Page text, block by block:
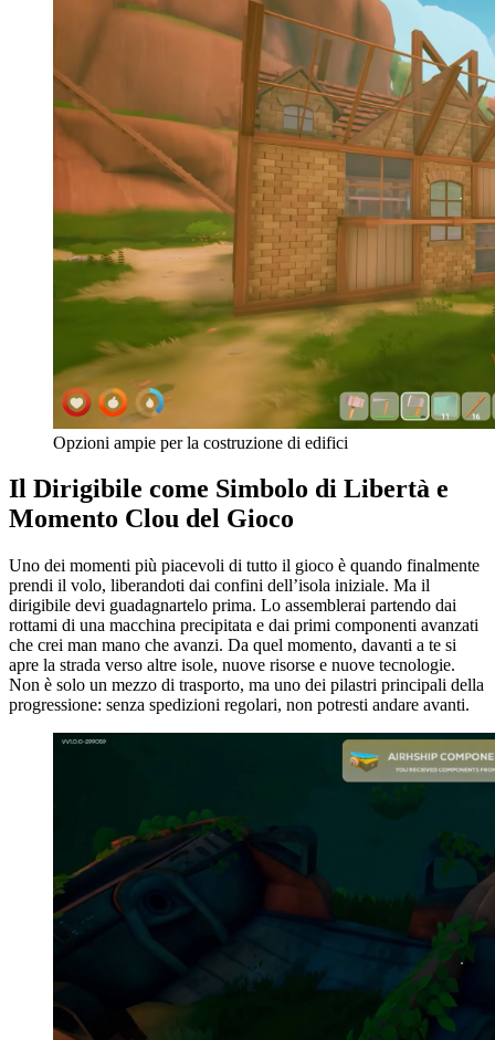
Opzioni ampie per la costruzione di edifici
Il Dirigibile come Simbolo di Libertà e
Momento Clou del Gioco
Uno dei momenti più piacevoli di tutto il gioco è quando finalmente
prendi il volo, liberandoti dai confini dell’isola iniziale. Ma il
dirigibile devi guadagnartelo prima. Lo assemblerai partendo dai
rottami di una macchina precipitata e dai primi componenti avanzati
che crei man mano che avanzi. Da quel momento, davanti a te si
apre la strada verso altre isole, nuove risorse e nuove tecnologie.
Non è solo un mezzo di trasporto, ma uno dei pilastri principali della
progressione: senza spedizioni regolari, non potresti andare avanti.